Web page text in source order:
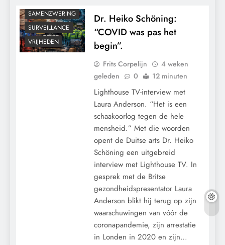
SAMENZWERING
SURVEILLANCE
VRIJHEDEN
Dr. Heiko Schöning:
“COVID was pas het
begin”.
Frits Corpelijn
4 weken
geleden
0 12 minuten
Lighthouse TV-interview met
Laura Anderson. “Het is een
schaakoorlog tegen de hele
mensheid.” Met die woorden
opent de Duitse arts Dr. Heiko
Schöning een uitgebreid
interview met Lighthouse TV. In
gesprek met de Britse
gezondheidspresentator Laura
Anderson blikt hij terug op zijn
waarschuwingen van vóór de
coronapandemie, zijn arrestatie
in Londen in 2020 en zijn…